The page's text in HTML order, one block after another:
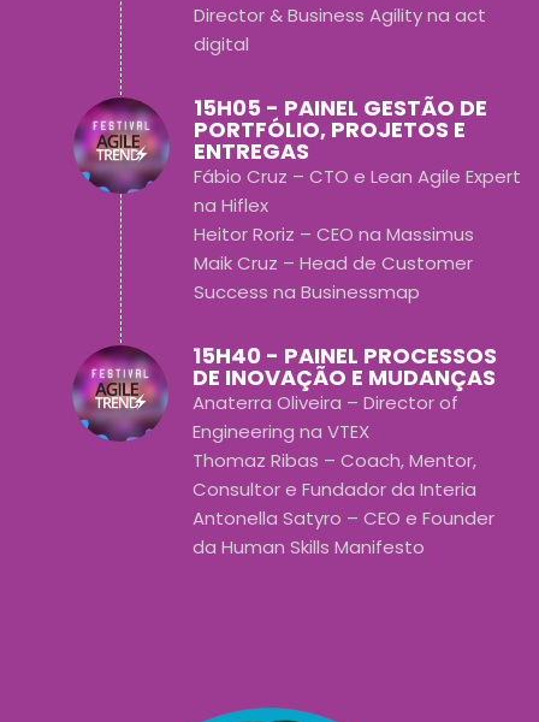
Director & Business Agility na act
digital
15H05 - PAINEL GESTÃO DE
PORTFÓLIO, PROJETOS E
ENTREGAS
Fábio Cruz – CTO e Lean Agile Expert
na Hiflex
Heitor Roriz – CEO na Massimus
Maik Cruz – Head de Customer
Success na Businessmap
15H40 - PAINEL PROCESSOS
DE INOVAÇÃO E MUDANÇAS
Anaterra Oliveira – Director of
Engineering na VTEX
Thomaz Ribas – Coach, Mentor,
Consultor e Fundador da Interia
Antonella Satyro – CEO e Founder
da Human Skills Manifesto